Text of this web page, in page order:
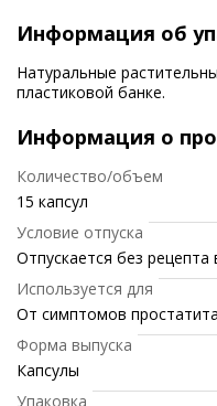
Информация об
Натуральные
пластиковой банке.
Информация о
Количество/объем
15 капсул
Условие отпуска
Отпускается без рецепта
Используется для
От симптомов простатита
Форма выпуска
Капсулы
Упаковка